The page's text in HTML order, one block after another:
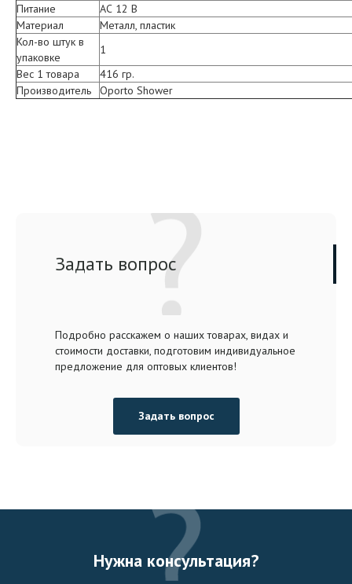
Питание
АС 12 В
Материал
Металл, пластик
Кол-во штук в
упаковке
1
Вес 1 товара
416 гр.
Производитель
Oporto Shower
Задать вопрос
Подробно расскажем о наших товарах, видах и
стоимости доставки, подготовим индивидуальное
предложение для оптовых клиентов!
Задать вопрос
Нужна консультация?